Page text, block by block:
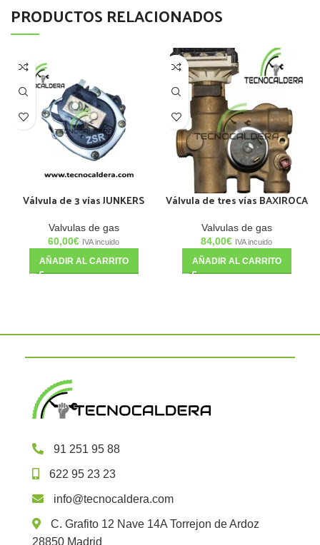
PRODUCTOS RELACIONADOS
Válvula de 3 vías JUNKERS
Valvulas de gas
60,00€ IVA incuido
AÑADIR AL CARRITO
Válvula de tres vías BAXIROCA
Valvulas de gas
84,00€ IVA incuido
AÑADIR AL CARRITO
91 251 95 88
622 95 23 23
info@tecnocaldera.com
C. Grafito 12 Nave 14A Torrejon de Ardoz
28850 Madrid